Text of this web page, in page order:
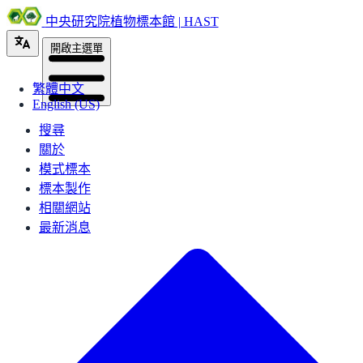
中央研究院植物標本館 | HAST
繁體中文
English (US)
開啟主選單
搜尋
關於
模式標本
標本製作
相關網站
最新消息